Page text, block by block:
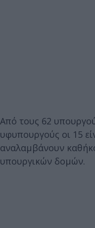
Από τους 62
υφυπουργούς οι 15
αναλαμβάνουν
υπουργικών δομών.